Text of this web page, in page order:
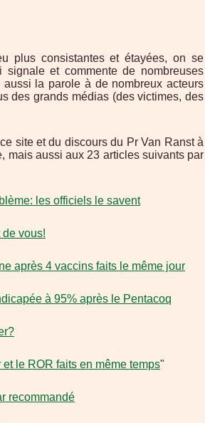
plus consistantes et étayées, on se
et commente de nombreuses
la parole à de nombreux acteurs
des grands médias (des victimes, des
site et du discours du Pr Van Ranst à
mais aussi aux 23 articles suivants par
les officiels le savent
vous!
après 4 vaccins faits le même jour
à 95% après le Pentacoq
le ROR faits en même temps"
recommandé